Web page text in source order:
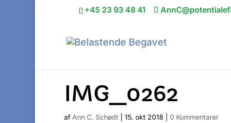
+45 23 93 48 41
IMG_0262
af Ann C. Schødt 15. okt 2018 0 Kommentarer